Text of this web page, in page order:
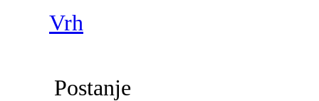
Vrh
Postanje